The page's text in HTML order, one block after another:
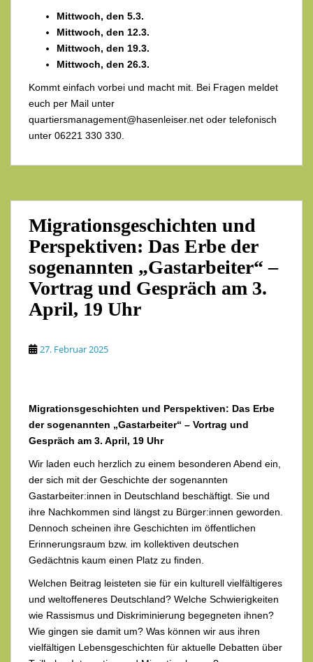
Mittwoch, den 5.3.
Mittwoch, den 12.3.
Mittwoch, den 19.3.
Mittwoch, den 26.3.
Kommt einfach vorbei und macht mit. Bei Fragen meldet
euch per Mail unter
quartiersmanagement@hasenleiser.net oder telefonisch
unter 06221 330 330.
Migrationsgeschichten und
Perspektiven: Das Erbe der
sogenannten „Gastarbeiter“ –
Vortrag und Gespräch am 3.
April, 19 Uhr
27. Februar 2025
Migrationsgeschichten und Perspektiven: Das Erbe
der sogenannten „Gastarbeiter“ – Vortrag und
Gespräch am 3. April, 19 Uhr
Wir laden euch herzlich zu einem besonderen Abend ein,
der sich mit der Geschichte der sogenannten
Gastarbeiter:innen in Deutschland beschäftigt. Sie und
ihre Nachkommen sind längst zu Bürger:innen geworden.
Dennoch scheinen ihre Geschichten im öffentlichen
Erinnerungsraum bzw. im kollektiven deutschen
Gedächtnis kaum einen Platz zu finden.
Welchen Beitrag leisteten sie für ein kulturell vielfältigeres
und weltoffeneres Deutschland? Welche Schwierigkeiten
wie Rassismus und Diskriminierung begegneten ihnen?
Wie gingen sie damit um? Was können wir aus ihren
vielfältigen Lebensgeschichten für aktuelle Debatten über